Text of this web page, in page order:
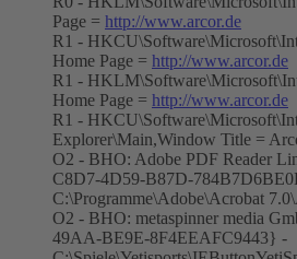
Page = http://www.arcor.de
R1 -
Home Page = http://www.arcor.de
R1 -
Home Page = http://www.arcor.de
R1 -
Explorer\Main,Window Title =
O2 - BHO: Adobe PDF Reader
C8D7-4D59-B87D-
C:\Programme\Adobe\Acrobat
O2 - BHO: metaspinner media
49AA-BE9E-8F4EEAFC9443} -